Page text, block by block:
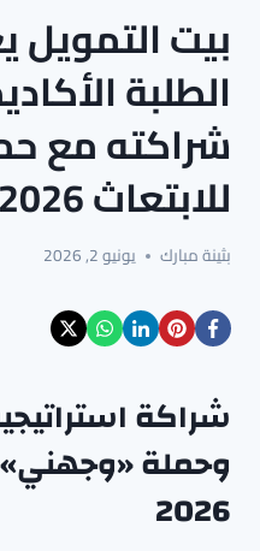
بيت التمويل
الطلبة
شراكته مع
للابتعاث 2026
بثينة مبارك يونيو 2, 2026
شراكة
وحملة «وجهني»
2026